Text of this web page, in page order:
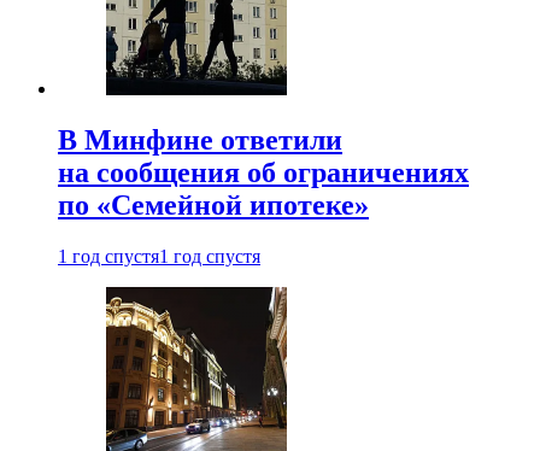
В Минфине ответили
на сообщения об ограничениях
по «Семейной ипотеке»
1 год спустя1 год спустя